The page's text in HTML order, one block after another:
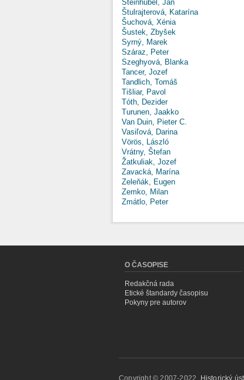
Steinhübel, Ján
Štulrajterová, Katarína
Šuchová, Xénia
Šustek, Zbyšek
Syrný, Marek
Száraz, Peter
Szeghyová, Blanka
Tancer, Jozef
Tandlich, Tomáš
Tišliar, Pavol
Tóth, Dezider
Turunen, Jaakko
Van Duin, Pieter C.
Vasiľová, Darina
Vörös, László
Vrátny, Štefan
Žatkuliak, Jozef
Zavacká, Marína
Zeleňák, Eugen
Zemko, Milan
Zmátlo, Peter
O ČASOPISE
Redakčná rada
Etické štandardy časopisu
Pokyny pre autorov